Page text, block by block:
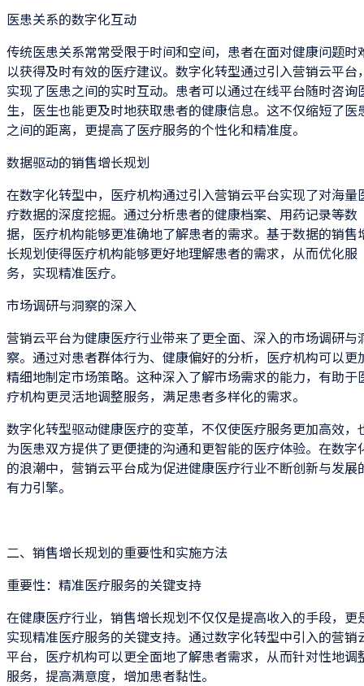
医患关系的数字化互动
传统医患关系常常受限于时间和空间，患者在面对健康问题时
以获得及时有效的医疗建议。数字化转型通过引入营销云平台
实现了医患之间的实时互动。患者可以通过在线平台随时咨询
生，医生也能更及时地获取患者的健康信息。这不仅缩短了医
之间的距离，更提高了医疗服务的个性化和精准度。
数据驱动的销售增长规划
在数字化转型中，医疗机构通过引入营销云平台实现了对海量
疗数据的深度挖掘。通过分析患者的健康档案、用药记录等数
据，医疗机构能够更准确地了解患者的需求。基于数据的销售
长规划使得医疗机构能够更好地理解患者的需求，从而优化服
务，实现精准医疗。
市场调研与洞察的深入
营销云平台为健康医疗行业带来了更全面、深入的市场调研与
察。通过对患者群体行为、健康偏好的分析，医疗机构可以更
精细地制定市场策略。这种深入了解市场需求的能力，有助于
疗机构更灵活地调整服务，满足患者多样化的需求。
数字化转型驱动健康医疗的变革，不仅使医疗服务更加高效，
为医患双方提供了更便捷的沟通和更智能的医疗体验。在数字
的浪潮中，营销云平台成为促进健康医疗行业不断创新与发展
有力引擎。
二、销售增长规划的重要性和实施方法
重要性：精准医疗服务的关键支持
在健康医疗行业，销售增长规划不仅仅是提高收入的手段，更
实现精准医疗服务的关键支持。通过数字化转型中引入的营销
平台，医疗机构可以更全面地了解患者需求，从而针对性地调
服务，提高满意度，增加患者黏性。